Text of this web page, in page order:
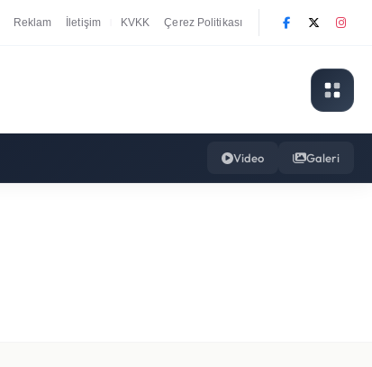
Reklam İletişim KVKK Çerez Politikası
Video Galeri